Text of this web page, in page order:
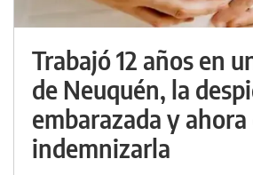
Trabajó 12 años en
de Neuquén, la
embarazada y
indemnizarla